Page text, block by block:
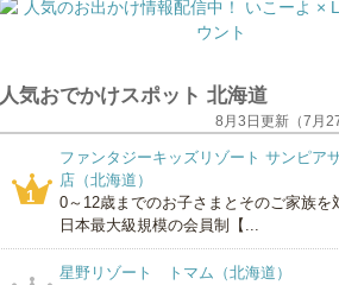
人気おでかけスポット 北海道
8月3日更新（7月
1
ファンタジーキッズリゾート サンピア
店（北海道）
0～12歳までのお子さまとそのご家族を
日本最大級規模の会員制【...
星野リゾート トマム（北海道）